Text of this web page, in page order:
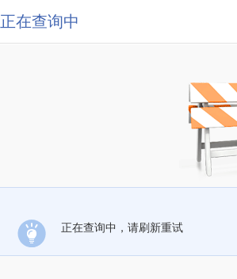
正在查询中
正在查询中，请刷新重试